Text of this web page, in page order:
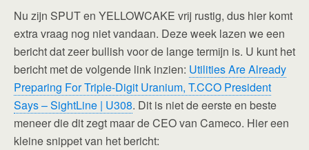
Nu zijn SPUT en YELLOWCAKE vrij rustig, dus hier komt
extra vraag nog niet vandaan. Deze week lazen we een
bericht dat zeer bullish voor de lange termijn is. U kunt het
bericht met de volgende link inzien: Utilities Are Already
Preparing For Triple-Digit Uranium, T.CCO President
Says – SightLine | U308. Dit is niet de eerste en beste
meneer die dit zegt maar de CEO van Cameco. Hier een
kleine snippet van het bericht: